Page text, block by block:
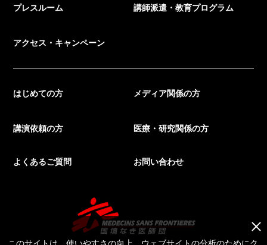
プレスルーム 講師派遣・教育プログラム
アクセス・キャンペーン
はじめての方 メディア関係の方
講演依頼の方 医療・研究関係の方
よくあるご質問 お問い合わせ